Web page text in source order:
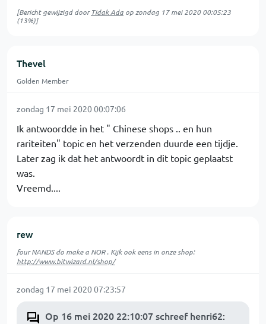
[Bericht gewijzigd doorTidak Ada opzondag 17 mei 2020 00:05:23
(13%)]
Thevel
Golden Member
zondag 17 mei 2020 00:07:06
Ik antwoordde in het " Chinese shops .. en hun
rariteiten" topic en het verzenden duurde een tijdje.
Later zag ik dat het antwoordt in dit topic geplaatst
was.
Vreemd....
rew
four NANDS do make a NOR . Kijk ook eens in onze shop:
http://www.bitwizard.nl/shop/
zondag 17 mei 2020 07:23:57
Op 16 mei 2020 22:10:07 schreef henri62: